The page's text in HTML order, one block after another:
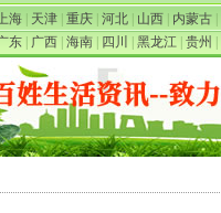
海 天津 重庆 河北 山西 内蒙古
东 广西 海南 四川 黑龙江 贵州